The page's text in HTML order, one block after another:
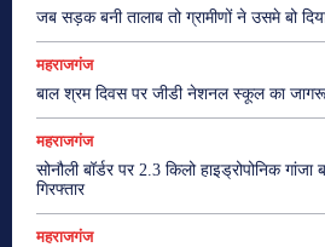
जब सड़क बनी तालाब तो ग्रामीणों ने उसमे बो
महराजगंज
बाल श्रम दिवस पर जीडी नेशनल स्कूल का
महराजगंज
सोनौली बॉर्डर पर 2.3 किलो हाइड्रोपोनिक
गिरफ्तार
महराजगंज